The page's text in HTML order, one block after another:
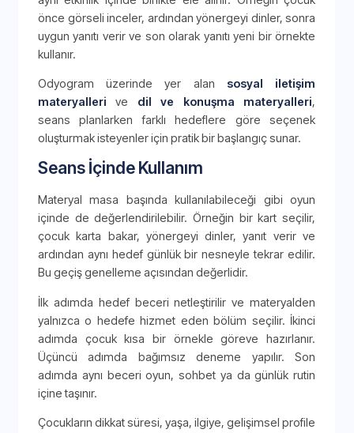
önce görseli inceler, ardından yönergeyi dinler, sonra
uygun yanıtı verir ve son olarak yanıtı yeni bir örnekte
kullanır.
Odyogram üzerinde yer alan sosyal iletişim
materyalleri ve dil ve konuşma materyalleri,
seans planlarken farklı hedeflere göre seçenek
oluşturmak isteyenler için pratik bir başlangıç sunar.
Seans İçinde Kullanım
Materyal masa başında kullanılabileceği gibi oyun
içinde de değerlendirilebilir. Örneğin bir kart seçilir,
çocuk karta bakar, yönergeyi dinler, yanıt verir ve
ardından aynı hedef günlük bir nesneyle tekrar edilir.
Bu geçiş genelleme açısından değerlidir.
İlk adımda hedef beceri netleştirilir ve materyalden
yalnızca o hedefe hizmet eden bölüm seçilir. İkinci
adımda çocuk kısa bir örnekle göreve hazırlanır.
Üçüncü adımda bağımsız deneme yapılır. Son
adımda aynı beceri oyun, sohbet ya da günlük rutin
içine taşınır.
Çocukların dikkat süresi, yaşa, ilgiye, gelişimsel profile